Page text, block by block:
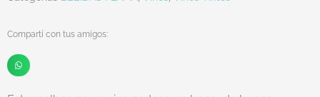
Compartí con tus amigos: